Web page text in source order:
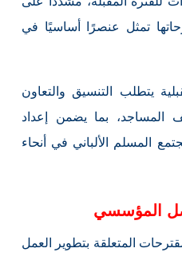
تمثل عنصرًا أساسيًا في
يتطلب التنسيق والتعاون
المساجد، بما يضمن إعداد
المسلم الألباني في أنحاء
المؤسسي
المتعلقة بتطوير العمل